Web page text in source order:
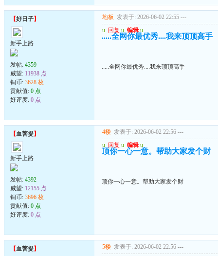
【好日子】
新手上路
发帖: 4359
威望: 11938 点
铜币: 3628 枚
贡献值: 0 点
好评度: 0 点
地板 发表于: 2026-06-02 22:55 ---
u 回复 u 编辑 u
.....全网你最优秀....我来顶顶高手
.....全网你最优秀....我来顶顶高手
【血菩提】
新手上路
发帖: 4392
威望: 12155 点
铜币: 3696 枚
贡献值: 0 点
好评度: 0 点
4楼 发表于: 2026-06-02 22:56 ---
u 回复 u 编辑 u
顶你一心一意。帮助大家发个财
顶你一心一意。帮助大家发个财
【血菩提】 5楼 发表于: 2026-06-02 22:56 ---